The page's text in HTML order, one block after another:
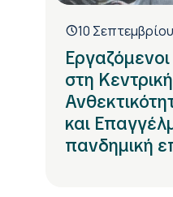
10
στη
και
πανδημική